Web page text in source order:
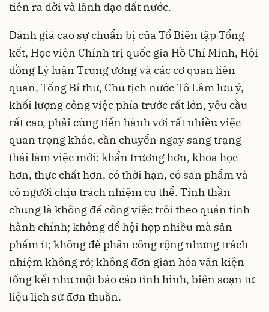
tiên ra đời và lãnh đạo đất nước.
Đánh giá cao sự chuẩn bị của Tổ Biên tập Tổng
kết, Học viện Chính trị quốc gia Hồ Chí Minh, Hội
đồng Lý luận Trung ương và các cơ quan liên
quan, Tổng Bí thư, Chủ tịch nước Tô Lâm lưu ý,
khối lượng công việc phía trước rất lớn, yêu cầu
rất cao, phải cùng tiến hành với rất nhiều việc
quan trọng khác, cần chuyển ngay sang trạng
thái làm việc mới: khẩn trương hơn, khoa học
hơn, thực chất hơn, có thời hạn, có sản phẩm và
có người chịu trách nhiệm cụ thể. Tinh thần
chung là không để công việc trôi theo quán tính
hành chính; không để hội họp nhiều mà sản
phẩm ít; không để phân công rộng nhưng trách
nhiệm không rõ; không đơn giản hóa văn kiện
tổng kết như một báo cáo tình hình, biên soạn tư
liệu lịch sử đơn thuần.